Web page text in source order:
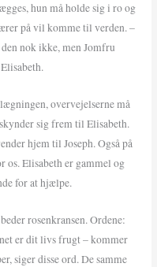
hun må holde sig i ro og
på vil komme til verden. –
nok ikke, men Jomfru
overvejelserne må
sig frem til Elisabeth.
hjem til Joseph. Også på
os. Elisabeth er gammel og
for at hjælpe.
rosenkransen. Ordene:
er dit livs frugt – kommer
siger disse ord. De samme